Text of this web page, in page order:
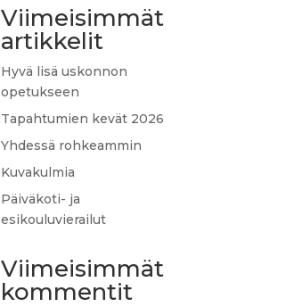
Viimeisimmät
artikkelit
Hyvä lisä uskonnon
opetukseen
Tapahtumien kevät 2026
Yhdessä rohkeammin
Kuvakulmia
Päiväkoti- ja
esikouluvierailut
Viimeisimmät
kommentit